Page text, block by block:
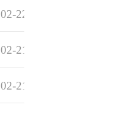
02-22-2023
02-21-2023
02-21-2023